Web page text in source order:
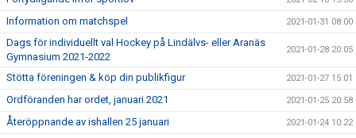
Information om matchspel 2021-01-31 08:00
Dags för individuellt val Hockey på Lindälvs- eller Aranäs
Gymnasium 2021-2022
2021-01-28 20:05
Stötta föreningen & köp din publikfigur 2021-01-27 15:01
Ordföranden har ordet, januari 2021 2021-01-25 20:58
Återöppnande av ishallen 25 januari 2021-01-24 10:22